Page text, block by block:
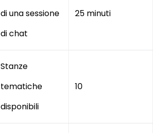
di una sessione
di chat
25 minuti
Stanze
tematiche
disponibili
10